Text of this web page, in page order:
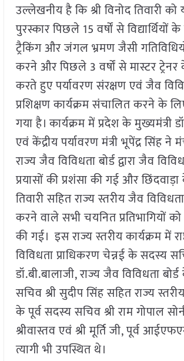
उल्लेखनीय है कि श्री विनोद तिवारी को
पुरस्कार पिछले 15 वर्षों से विद्यार्थियों
ट्रैकिंग और जंगल भ्रमण जैसी
करने और पिछले 3 वर्षों से मास्टर
करते हुए पर्यावरण संरक्षण एवं जैव
प्रशिक्षण कार्यक्रम संचालित करने के
गया है। कार्यक्रम में प्रदेश के मुख्यमंत्री
एवं केंद्रीय पर्यावरण मंत्री भूपेंद्र सिंह
राज्य जैव विविधता बोर्ड द्वारा जैव
प्रयासों की प्रशंसा की गई और छिंदवाड़ा
तिवारी सहित राज्य स्तरीय जैव
करने वाले सभी चयनित प्रतिभागियों को
की गई। इस राज्य स्तरीय कार्यक्रम में
विविधता प्राधिकरण चेन्नई के सदस्य
डॉ.बी.बालाजी, राज्य जैव विविधता
सचिव श्री सुदीप सिंह सहित राज्य
के पूर्व सदस्य सचिव श्री राम गोपाल
श्रीवास्तव एवं श्री मूर्ति जी, पूर्व
त्यागी भी उपस्थित थे।